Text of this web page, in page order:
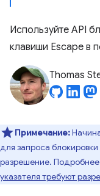
Используйте API
клавиши Escape в
Thomas
Примечание:
для запроса
разрешение.
указателя требуют